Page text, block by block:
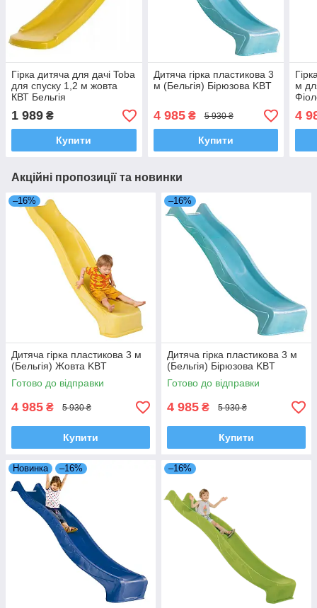
Гірка дитяча для дачі Toba
для спуску 1,2 м жовта
КВТ Бельгія
1 989 ₴
Купити
Дитяча гірка пластикова 3
м (Бельгія) Бірюзова KBT
4 985₴ 5 930 ₴
Купити
м
4
Акційні пропозиції та новинки
–16%
Дитяча гірка пластикова 3 м
(Бельгія) Жовта KBT
Готово до відправки
4 985 ₴ 5 930 ₴
Купити
–16%
Дитяча гірка пластикова 3 м
(Бельгія) Бірюзова KBT
Готово до відправки
4 985 ₴ 5 930 ₴
Купити
Новинка –16% –16%